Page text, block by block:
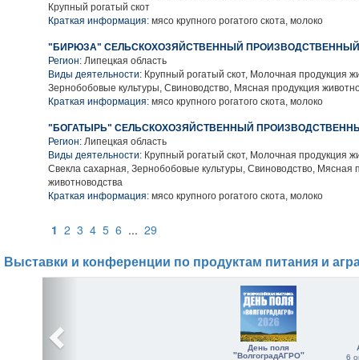
Крупный рогатый скот
Краткая информация: мясо крупного рогатого скота, молоко
"БИРЮЗА" СЕЛЬСКОХОЗЯЙСТВЕННЫЙ ПРОИЗВОДСТВЕННЫЙ
Регион: Липецкая область
Виды деятельности: Крупный рогатый скот, Молочная продукция
Зернобобовые культуры, Свиноводство, Мясная продукция
Краткая информация: мясо крупного рогатого скота, молоко
"БОГАТЫРЬ" СЕЛЬСКОХОЗЯЙСТВЕННЫЙ
Регион: Липецкая область
Виды деятельности: Крупный рогатый скот, Молочная продукция
Свекла сахарная, Зернобобовые культуры, Свиноводство, Мясная
животноводства
Краткая информация: мясо крупного рогатого скота, молоко
1 2 3 4 5 6 ... 29
Выставки и конференции по продуктам питания и
День поля
"ВолгоградАГРО"
6